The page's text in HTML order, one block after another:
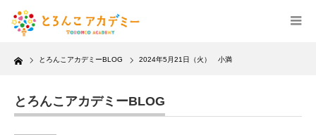
Home とろんこアカデミーBLOG 2024年5月21日（火） 小満
とろんこアカデミーBLOG